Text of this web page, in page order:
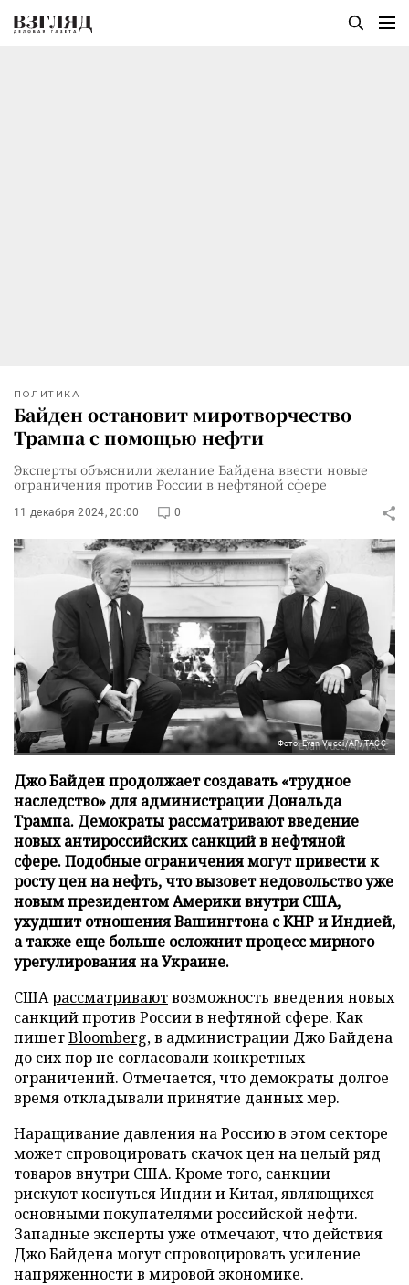
ПОЛИТИКА
Байден остановит миротворчество
Трампа с помощью нефти
Эксперты объяснили желание Байдена ввести новые
ограничения против России в нефтяной сфере
11 декабря 2024, 20:00 0
Фото: Evan Vucci/AP/ТАСС
Джо Байден продолжает создавать «трудное
наследство» для администрации Дональда
Трампа. Демократы рассматривают введение
новых антироссийских санкций в нефтяной
сфере. Подобные ограничения могут привести к
росту цен на нефть, что вызовет недовольство уже
новым президентом Америки внутри США,
ухудшит отношения Вашингтона с КНР и Индией,
а также еще больше осложнит процесс мирного
урегулирования на Украине.
СШАрассматриваютвозможность введения новых
санкций против России в нефтяной сфере. Как
пишетBloomberg, в администрации Джо Байдена
до сих пор не согласовали конкретных
ограничений. Отмечается, что демократы долгое
время откладывали принятие данных мер.
Наращивание давления на Россию в этом секторе
может спровоцировать скачок цен на целый ряд
товаров внутри США. Кроме того, санкции
рискуют коснуться Индии и Китая, являющихся
основными покупателями российской нефти.
Западные эксперты уже отмечают, что действия
Джо Байдена могут спровоцировать усиление
напряженности в мировой экономике.